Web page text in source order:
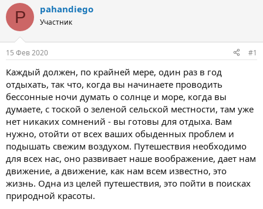
т
о
т
е
м
ы
т
н
а
л
P pahandiego
Участник
15 Фев 2020 #1
Каждый должен, по крайней мере, один раз в год
отдыхать, так что, когда вы начинаете проводить
бессонные ночи думать о солнце и море, когда вы
думаете, с тоской о зеленой сельской местности, там уже
нет никаких сомнений - вы готовы для отдыха. Вам
нужно, отойти от всех ваших обыденных проблем и
подышать свежим воздухом. Путешествия необходимо
для всех нас, оно развивает наше воображение, дает нам
движение, а движение, как нам всем известно, это
жизнь. Одна из целей путешествия, это пойти в поисках
природной красоты.